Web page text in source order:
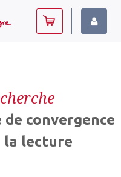
convergence
la lecture